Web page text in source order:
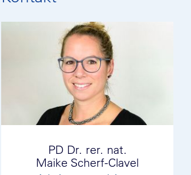
PD Dr. rer. nat.
Maike Scherf-Clavel